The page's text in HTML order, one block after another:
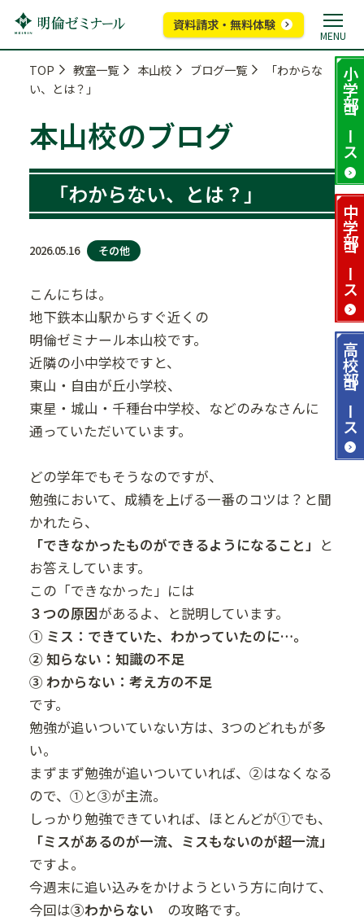
資料請求・無料体験
MENU
小学部
コース
中学部
コース
高校部
コース
TOP 教室一覧 本山校 ブログ一覧
「わからな
い、とは？」
本山校のブログ
「わからない、とは？」
2026.05.16 その他
こんにちは。
地下鉄本山駅からすぐ近くの
明倫ゼミナール本山校です。
近隣の小中学校ですと、
東山・自由が丘小学校、
東星・城山・千種台中学校、などのみなさんに
通っていただいています。
どの学年でもそうなのですが、
勉強において、成績を上げる一番のコツは？と聞
かれたら、
「できなかったものができるようになること」 と
お答えしています。
この「できなかった」には
３つの原因があるよ、と説明しています。
① ミス：できていた、わかっていたのに…。
② 知らない：知識の不足
③ わからない：考え方の不足
です。
勉強が追いついていない方は、3つのどれもが多
い。
まずまず勉強が追いついていれば、②はなくなる
ので、①と③が主流。
しっかり勉強できていれば、ほとんどが①でも、
「ミスがあるのが一流、ミスもないのが超一流」
ですよ。
今週末に追い込みをかけようという方に向けて、
今回は③わからない の攻略です。